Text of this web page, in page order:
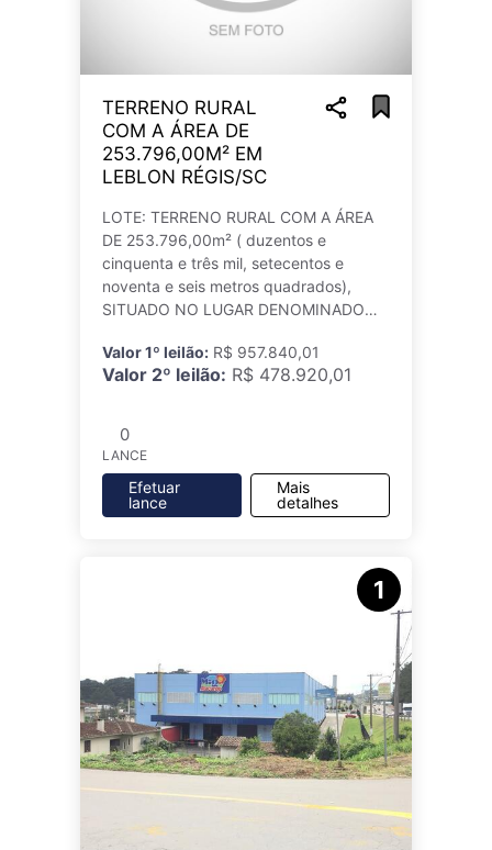
TERRENO RURAL
COM A ÁREA DE
253.796,00M² EM
LEBLON RÉGIS/SC
LOTE: TERRENO RURAL COM A ÁREA
DE 253.796,00m² ( duzentos e
cinquenta e três mil, setecentos e
noventa e seis metros quadrados),
SITUADO NO LUGAR DENOMINADO
SALTO, NESTE MUNICÍPIO E
COMARCA, DENTRO DAS SEGUINTES
Valor 1º leilão: R$ 957.840,01
Valor 2º leilão: R$ 478.920,01
0
LANCE
Efetuar
lance
Mais
detalhes
1